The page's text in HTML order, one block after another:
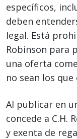
específicos,
deben
legal. Está
Robinson para
una oferta
no sean los que
Al publicar en
concede a C.H.
y exenta de